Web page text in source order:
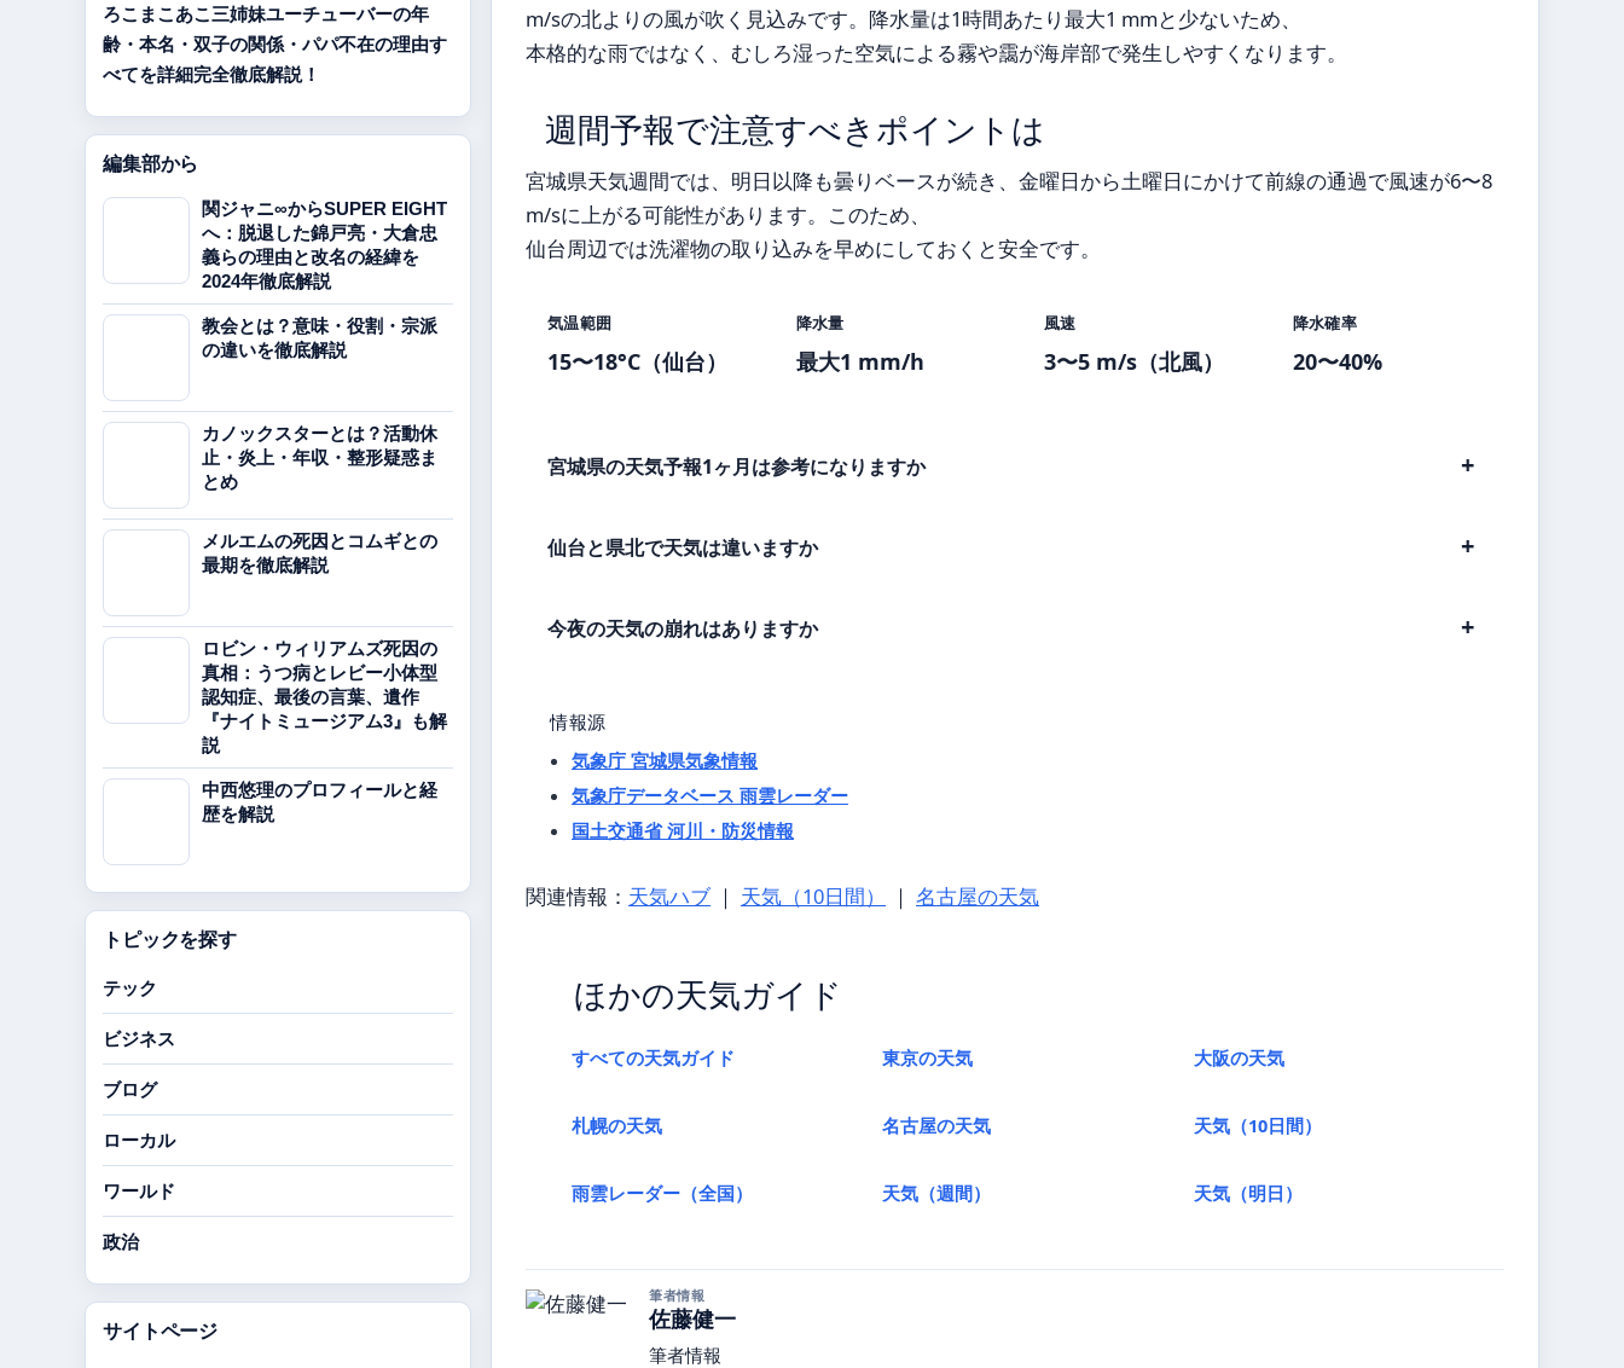
m/sの北よりの風が吹く見込みです。降水量は1時間あたり最大1 mmと少ないため、
本格的な雨ではなく、むしろ湿った空気による霧や靄が海岸部で発生しやすくなります。
週間予報で注意すべきポイントは
宮城県天気週間では、明日以降も曇りベースが続き、金曜日から土曜日にかけて前線の通過で風速が6〜8
m/sに上がる可能性があります。このため、
仙台周辺では洗濯物の取り込みを早めにしておくと安全です。
気温範囲
15〜18°C（仙台）
降水量
最大1 mm/h
風速
3〜5 m/s（北風）
降水確率
20〜40%
宮城県の天気予報1ヶ月は参考になりますか
仙台と県北で天気は違いますか
今夜の天気の崩れはありますか
情報源
気象庁 宮城県気象情報
気象庁データベース 雨雲レーダー
国土交通省 河川・防災情報
関連情報： 天気ハブ｜ 天気（10日間） ｜ 名古屋の天気
ほかの天気ガイド
すべての天気ガイド 東京の天気 大阪の天気
札幌の天気 名古屋の天気 天気（10日間）
雨雲レーダー（全国） 天気（週間） 天気（明日）
筆者情報
佐藤健一
筆者情報
ろこまこあこ三姉妹ユーチューバーの年
齢・本名・双子の関係・パパ不在の理由す
べてを詳細完全徹底解説！
編集部から
関ジャニ∞からSUPER EIGHT
へ：脱退した錦戸亮・大倉忠
義らの理由と改名の経緯を
2024年徹底解説
教会とは？意味・役割・宗派
の違いを徹底解説
カノックスターとは？活動休
止・炎上・年収・整形疑惑ま
とめ
メルエムの死因とコムギとの
最期を徹底解説
ロビン・ウィリアムズ死因の
真相：うつ病とレビー小体型
認知症、最後の言葉、遺作
『ナイトミュージアム3』も解
説
中西悠理のプロフィールと経
歴を解説
トピックを探す
テック
ビジネス
ブログ
ローカル
ワールド
政治
サイトページ